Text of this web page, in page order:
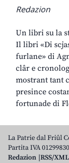
Redazion
Un libri su la
Il libri «Di
furlane» di
clâr e
mostrant tant
presince
fortunade di
La Patrie dal Friûl
Partita IVA
Redazion RSS/XML